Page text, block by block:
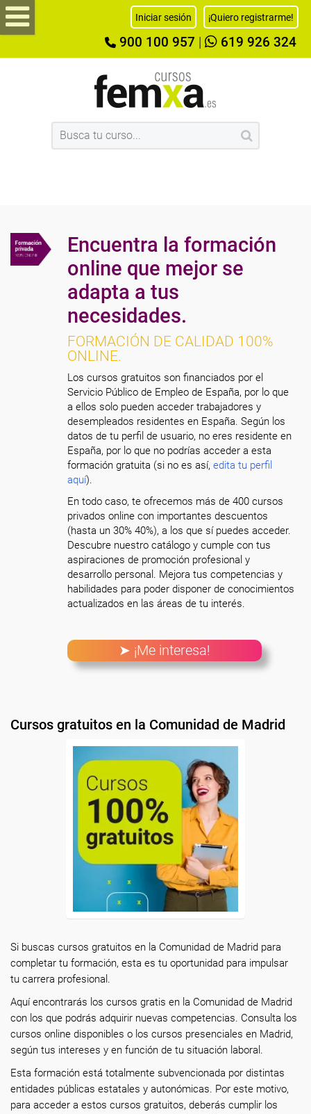
Iniciar sesión ¡Quiero registrarme!
900 100 957 619 926 324
Encuentra la formación
online que mejor se
adapta a tus
necesidades.
FORMACIÓN DE CALIDAD 100%
ONLINE.
Los cursos gratuitos son financiados por el
Servicio Público de Empleo de España, por lo que
a ellos solo pueden acceder trabajadores y
desempleados residentes en España. Según los
datos de tu perfil de usuario, no eres residente en
España, por lo que no podrías acceder a esta
formación gratuita (si no es así,edita tu perfil
aquí).
En todo caso, te ofrecemos más de 400 cursos
privados online con importantes descuentos
(hasta un 30% 40%), a los que sí puedes acceder.
Descubre nuestro catálogo y cumple con tus
aspiraciones de promoción profesional y
desarrollo personal. Mejora tus competencias y
habilidades para poder disponer de conocimientos
actualizados en las áreas de tu interés.
➤ ¡Me interesa!
Cursos gratuitos en la Comunidad de Madrid
Si buscas cursos gratuitos en la Comunidad de Madrid para
completar tu formación, esta es tu oportunidad para impulsar
tu carrera profesional.
Aquí encontrarás los cursos gratis en la Comunidad de Madrid
con los que podrás adquirir nuevas competencias. Consulta los
cursos online disponibles o los cursos presenciales en Madrid,
según tus intereses y en función de tu situación laboral.
Esta formación está totalmente subvencionada por distintas
entidades públicas estatales y autonómicas. Por este motivo,
para acceder a estos cursos gratuitos, deberás cumplir los